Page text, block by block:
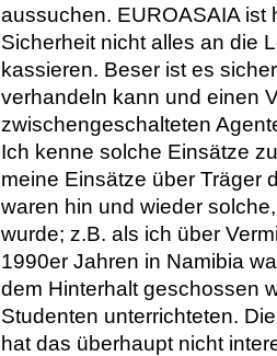
aussuchen. EUROASAIA ist
Sicherheit nicht alles an die
kassieren. Beser ist es
verhandeln kann und einen
zwischengeschalteten
Ich kenne solche Einsätze
meine Einsätze über Träger
waren hin und wieder
wurde; z.B. als ich über
1990er Jahren in Namibia
dem Hinterhalt geschossen
Studenten unterrichteten.
hat das überhaupt nicht